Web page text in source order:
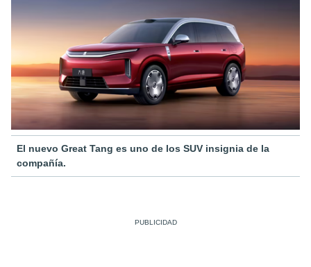
El nuevo Great Tang es uno de los SUV insignia de la
compañía.